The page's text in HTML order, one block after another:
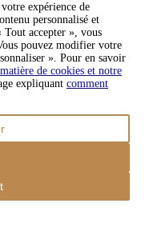
expérience de
personnalisé et
accepter », vous
pouvez modifier votre
». Pour en savoir
de cookies et notre
expliquant comment